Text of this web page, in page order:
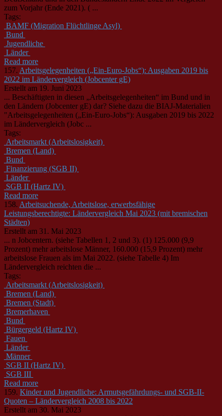
zum Vorjahr (Ende 2021). ( ...
Tags:
BAMF (Migration Flüchtlinge Asyl)
Bund
Jugendliche
Länder
Read more
157. Arbeitsgelegenheiten („Ein-Euro-Jobs“): Ausgaben 2019 bis
2022 im Ländervergleich (Jobcenter gE)
Erstellt am 19. Juni 2023
... Beschäftigten in diesen „Arbeitsgelegenheiten“ im Bund und in
den Ländern (Jobcenter gE) dar? Siehe dazu die BIAJ-Materialien
"Arbeitsgelegenheiten („Ein-Euro-Jobs“): Ausgaben 2019 bis 2022
im Ländervergleich (Jobc ...
Tags:
Arbeitsmarkt (Arbeitslosigkeit)
Bremen (Land)
Bund
Finanzierung (SGB II)
Länder
SGB II (Hartz IV)
Read more
158. Arbeitsuchende, Arbeitslose, erwerbsfähige
Leistungsberechtigte: Ländervergleich Mai 2023 (mit bremischen
Städten)
Erstellt am 31. Mai 2023
... n Jobcentern. (siehe Tabellen 1, 2 und 3). (1) 125.000 (9,9
Prozent) mehr arbeitslose Männer, 160.000 (15,9 Prozent) mehr
arbeitslose Frauen als im Mai 2022. (siehe Tabelle 4) Im
Ländervergleich reichten die ...
Tags:
Arbeitsmarkt (Arbeitslosigkeit)
Bremen (Land)
Bremen (Stadt)
Bremerhaven
Bund
Bürgergeld (Hartz IV)
Fauen
Länder
Männer
SGB II (Hartz IV)
SGB III
Read more
159. Kinder und Jugendliche: Armutsgefährdungs- und SGB-II-
Quoten – Ländervergleich 2008 bis 2022
Erstellt am 30. Mai 2023